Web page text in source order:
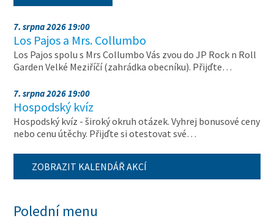
7. srpna 2026 19:00
Los Pajos a Mrs. Collumbo
Los Pajos spolu s Mrs Collumbo Vás zvou do JP Rock n Roll
Garden Velké Meziříčí (zahrádka obecníku). Přijďte…
7. srpna 2026 19:00
Hospodský kvíz
Hospodský kvíz - široký okruh otázek. Vyhrej bonusové ceny
nebo cenu útěchy. Přijďte si otestovat své…
ZOBRAZIT KALENDÁŘ AKCÍ
Polední menu